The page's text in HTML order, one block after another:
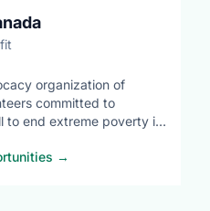
organization of
committed to
to end extreme poverty in
quality education
→